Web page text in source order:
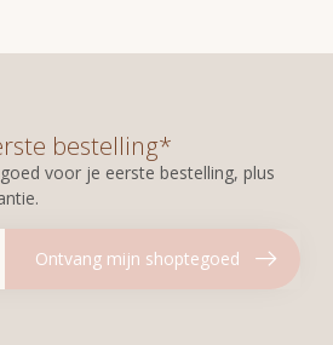
bestelling*
voor je eerste bestelling, plus
Ontvang mijn shoptegoed